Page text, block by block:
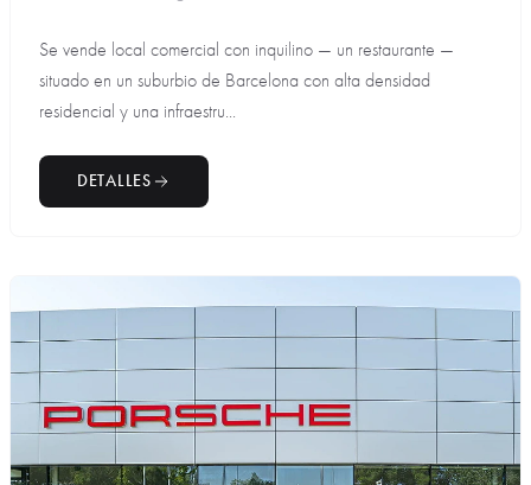
Se vende local comercial con inquilino — un restaurante —
situado en un suburbio de Barcelona con alta densidad
residencial y una infraestru...
DETALLES